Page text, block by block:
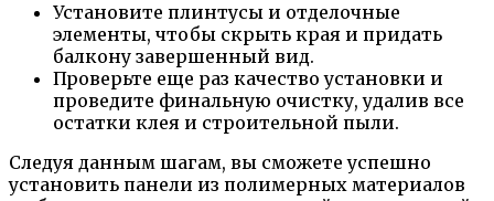
Установите плинтусы и отделочные
элементы, чтобы скрыть края и придать
балкону завершенный вид.
Проверьте еще раз качество установки и
проведите финальную очистку, удалив все
остатки клея и строительной пыли.
Следуя данным шагам, вы сможете успешно
установить панели из полимерных материалов